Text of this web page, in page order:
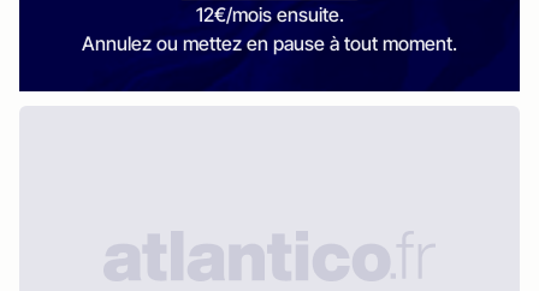
12€/mois ensuite.
Annulez ou mettez en pause à tout moment.